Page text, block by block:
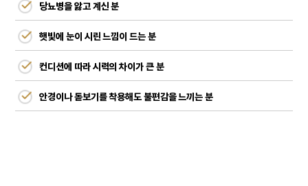
당뇨병을 앓고 계신 분
햇빛에 눈이 시린 느낌이 드는 분
컨디션에 따라 시력의 차이가 큰 분
안경이나 돋보기를 착용해도 불편감을 느끼는 분